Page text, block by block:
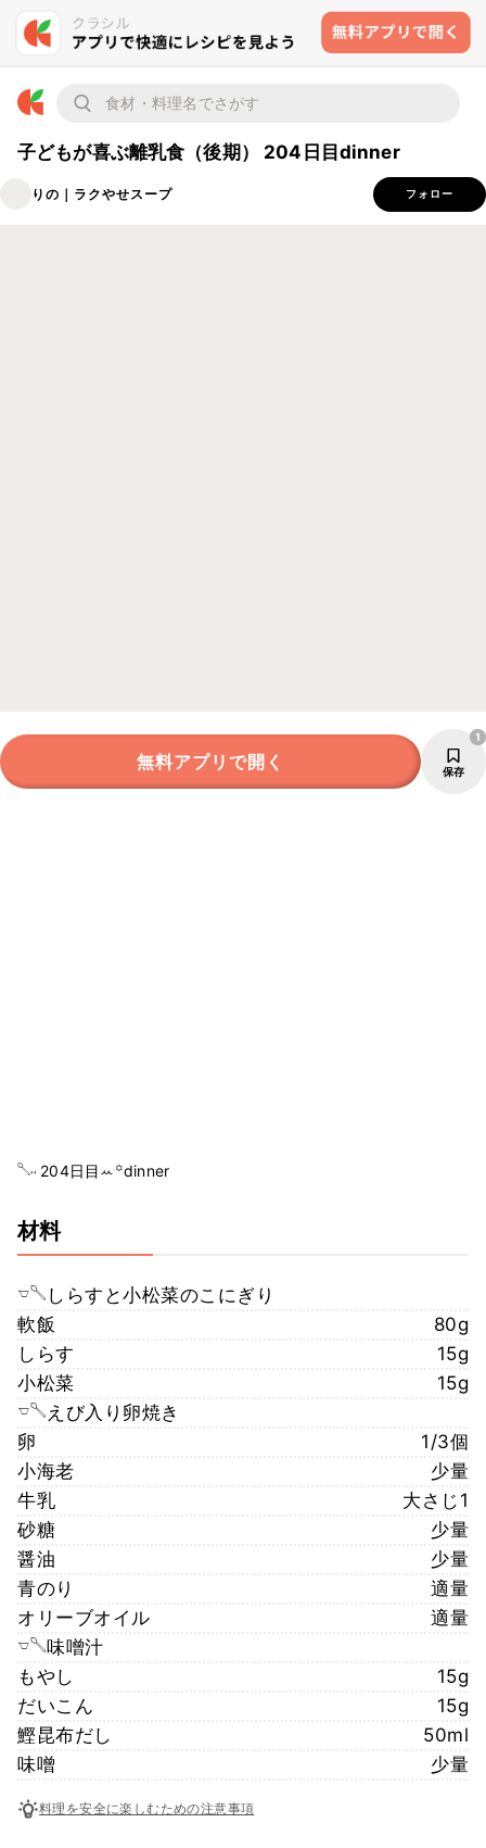
子どもが喜ぶ離乳食（後期） 204日目dinner
りの｜ラクやせスープ フォロー
無料アプリで開く 保存
1
𓌈˒˒ 204日目ꕀ꙳dinner
材料
𓎻𓌈しらすと小松菜のこにぎり
軟飯
80g
しらす
15g
小松菜
15g
𓎻𓌈えび入り卵焼き
卵
1/3個
小海老
少量
牛乳
大さじ1
砂糖
少量
醤油
少量
青のり
適量
オリーブオイル
適量
𓎻𓌈味噌汁
もやし
15g
だいこん
15g
鰹昆布だし
50ml
味噌
少量
料理を安全に楽しむための注意事項